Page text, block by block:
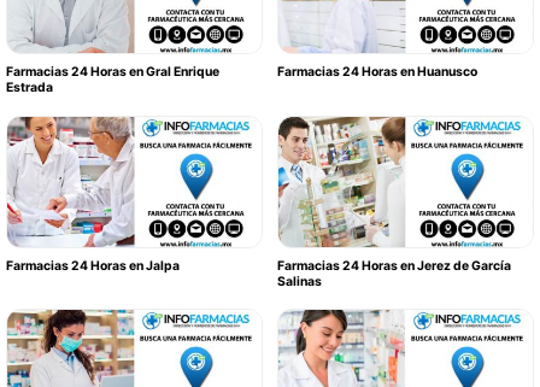
Farmacias 24 Horas en Gral Enrique
Estrada
Farmacias 24 Horas en Huanusco
Farmacias 24 Horas en Jalpa
Farmacias 24 Horas en Jerez de García
Salinas